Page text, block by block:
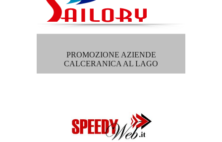
PROMOZIONE AZIENDE
CALCERANICA AL LAGO